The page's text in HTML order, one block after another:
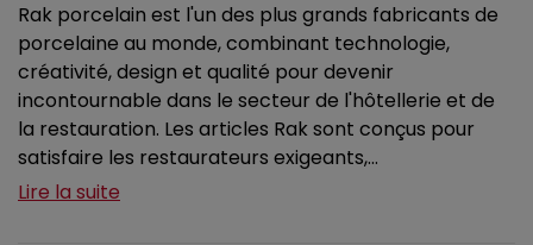
Rak porcelain est l'un des plus grands fabricants de
porcelaine au monde, combinant technologie,
créativité, design et qualité pour devenir
incontournable dans le secteur de l'hôtellerie et de
la restauration. Les articles Rak sont conçus pour
satisfaire les restaurateurs exigeants,...
Lire la suite